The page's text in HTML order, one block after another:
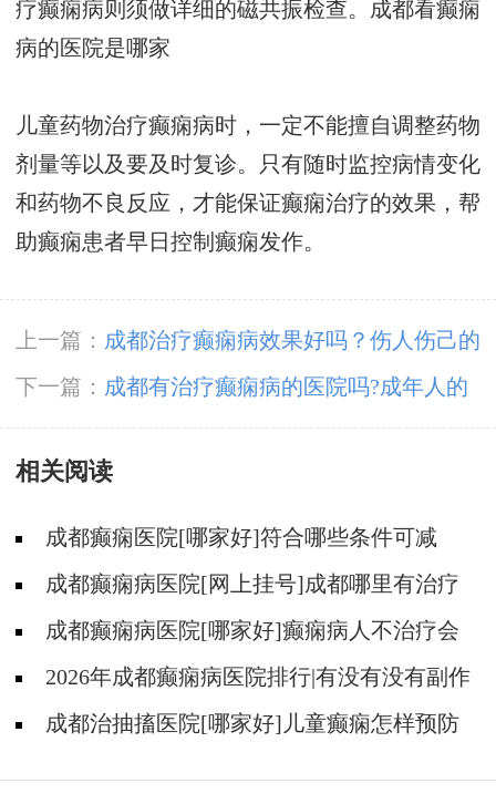
疗癫痫病则须做详细的磁共振检查。 成都看癫痫
病的医院是哪家
儿童药物治疗癫痫病时，一定不能擅自调整药物
剂量等以及要及时复诊。只有随时监控病情变化
和药物不良反应，才能保证癫痫治疗的效果，帮
助癫痫患者早日控制癫痫发作。
上一篇： 成都治疗癫痫病效果好吗？伤人伤己的
癫痫的具体危害。
下一篇： 成都有治疗癫痫病的医院吗?成年人的
保健措施
相关阅读
成都癫痫医院[哪家好]符合哪些条件可减
药、停药?
成都癫痫病医院[网上挂号]成都哪里有治疗
癫痫的中医?
成都癫痫病医院[哪家好]癫痫病人不治疗会
怎样?2026年成都癫痫病医院排行|有没有没有副作
用的抗癫痫药物呢？
成都治抽搐医院[哪家好]儿童癫痫怎样预防